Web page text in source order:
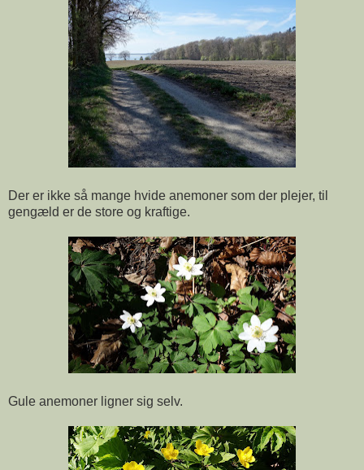
Der er ikke så mange hvide anemoner som der plejer, til
gengæld er de store og kraftige.
Gule anemoner ligner sig selv.